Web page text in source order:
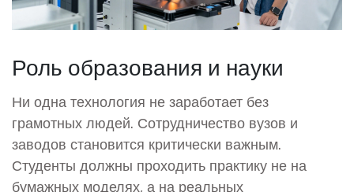
Роль образования и науки
Ни одна технология не заработает без
грамотных людей. Сотрудничество вузов и
заводов становится критически важным.
Студенты должны проходить практику не на
бумажных моделях, а на реальных